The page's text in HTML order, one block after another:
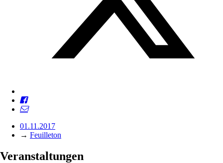
01.11.2017
→ Feuilleton
Veranstaltungen